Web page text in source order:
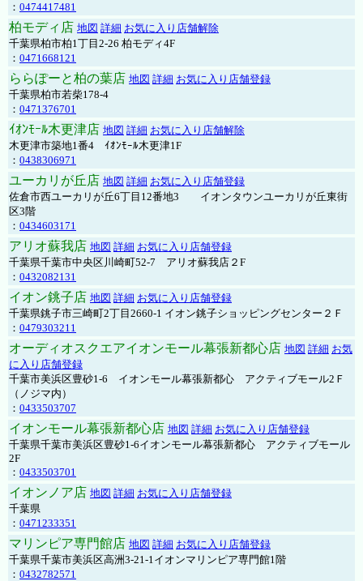
： 0474417481
柏モディ店 地図 詳細 お気に入り店舗解除
千葉県柏市柏1丁目2-26 柏モディ4F
： 0471668121
ららぽーと柏の葉店 地図 詳細 お気に入り店舗登録
千葉県柏市若柴178-4
： 0471376701
ｲｵﾝﾓｰﾙ木更津店 地図 詳細 お気に入り店舗解除
木更津市築地1番4 ｲｵﾝﾓｰﾙ木更津1F
： 0438306971
ユーカリが丘店 地図 詳細 お気に入り店舗登録
佐倉市西ユーカリが丘6丁目12番地3 イオンタウンユーカリが丘東街
区3階
： 0434603171
アリオ蘇我店 地図 詳細 お気に入り店舗登録
千葉県千葉市中央区川崎町52-7 アリオ蘇我店２F
： 0432082131
イオン銚子店 地図 詳細 お気に入り店舗登録
千葉県銚子市三崎町2丁目2660-1 イオン銚子ショッピングセンター２Ｆ
： 0479303211
オーディオスクエアイオンモール幕張新都心店 地図 詳細 お気
に入り店舗登録
千葉市美浜区豊砂1-6 イオンモール幕張新都心 アクティブモール2Ｆ
（ノジマ内）
： 0433503707
イオンモール幕張新都心店 地図 詳細 お気に入り店舗登録
千葉県千葉市美浜区豊砂1-6イオンモール幕張新都心 アクティブモール
2F
： 0433503701
イオンノア店 地図 詳細 お気に入り店舗登録
千葉県
： 0471233351
マリンピア専門館店 地図 詳細 お気に入り店舗登録
千葉県千葉市美浜区高洲3-21-1イオンマリンピア専門館1階
： 0432782571